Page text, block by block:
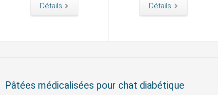
Détails Détails
Pâtées médicalisées pour chat diabétique